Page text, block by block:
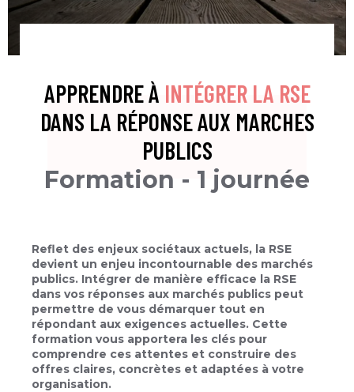
APPRENDRE À INTÉGRER LA RSE
DANS LA RÉPONSE AUX MARCHES
PUBLICS​
Formation - 1 journée
Reflet des enjeux sociétaux actuels, la RSE
devient un enjeu incontournable des marchés
publics. Intégrer de manière efficace la RSE
dans vos réponses aux marchés publics peut
permettre de vous démarquer tout en
répondant aux exigences actuelles. Cette
formation vous apportera les clés pour
comprendre ces attentes et construire des
offres claires, concrètes et adaptées à votre
organisation.